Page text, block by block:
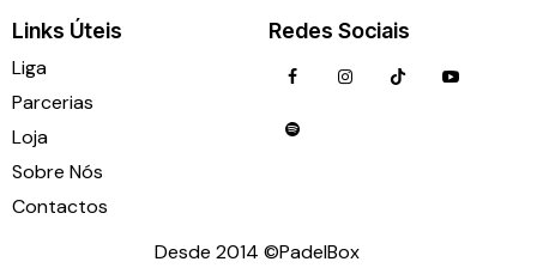
Links Úteis
Liga
Parcerias
Loja
Sobre Nós
Contactos
Redes Sociais
Desde 2014 ©PadelBox